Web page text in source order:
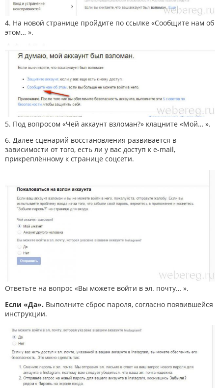
4. На новой странице пройдите по ссылке «Сообщите нам об
этом… ».
5. Под вопросом «Чей аккаунт взломан?» клацните «Мой… ».
6. Далее сценарий восстановления развивается в
зависимости от того, есть ли у вас доступ к e-mail,
прикреплённому к странице соцсети.
Ответьте на вопрос «Вы можете войти в эл. почту… ».
Если «Да». Выполните сброс пароля, согласно появившейся
инструкции.